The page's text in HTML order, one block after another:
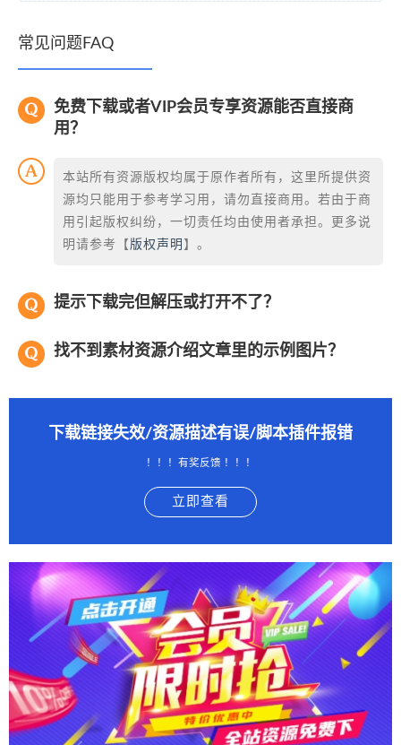
常见问题FAQ
免费下载或者VIP会员专享资源能否直接商
用？
本站所有资源版权均属于原作者所有，这里所提供资
源均只能用于参考学习用，请勿直接商用。若由于商
用引起版权纠纷，一切责任均由使用者承担。更多说
明请参考【 版权声明 】。
提示下载完但解压或打开不了？
找不到素材资源介绍文章里的示例图片？
下载链接失效/资源描述有误/脚本插件报错
！！！有奖反馈 ！！！
立即查看